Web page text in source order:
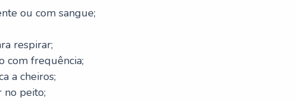
ou com sangue;
respirar;
com frequência;
a cheiros;
no peito;